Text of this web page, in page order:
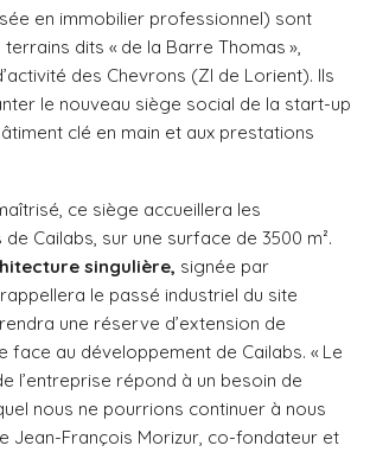
en immobilier professionnel) sont
dits « de la Barre Thomas »,
des Chevrons (ZI de Lorient). Ils
le nouveau siège social de la start-up
clé en main et aux prestations
ce siège accueillera les
Cailabs, sur une surface de 3500 m².
singulière, signée par
le passé industriel du site
une réserve d’extension de
face au développement de Cailabs. « Le
l’entreprise répond à un besoin de
nous ne pourrions continuer à nous
Jean-François Morizur, co-fondateur et